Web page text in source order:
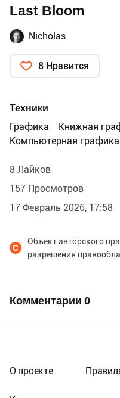
Last Bloom
Nicholas
8 Нравится
Техники
Графика
Книжная
Компьютерная графика
8 Лайков
157 Просмотров
17 Февраль 2026, 17:58
Объект авторского
разрешения
Комментарии 0
О проекте